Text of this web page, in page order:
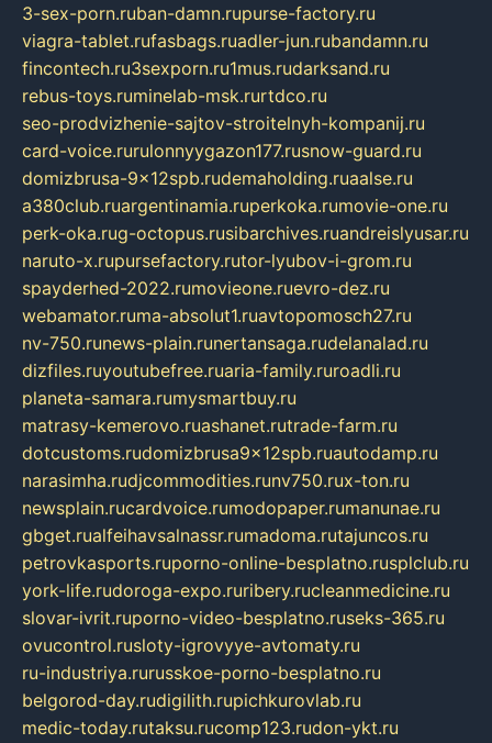
3-sex-porn.ruban-damn.rupurse-factory.ru
viagra-tablet.rufasbags.ruadler-jun.rubandamn.ru
fincontech.ru3sexporn.ru1mus.rudarksand.ru
rebus-toys.ruminelab-msk.rurtdco.ru
seo-prodvizhenie-sajtov-stroitelnyh-kompanij.ru
card-voice.rurulonnyygazon177.rusnow-guard.ru
domizbrusa-9x12spb.rudemaholding.ruaalse.ru
a380club.ruargentinamia.ruperkoka.rumovie-one.ru
perk-oka.rug-octopus.rusibarchives.ruandreislyusar.ru
naruto-x.rupursefactory.rutor-lyubov-i-grom.ru
spayderhed-2022.rumovieone.ruevro-dez.ru
webamator.ruma-absolut1.ruavtopomosch27.ru
nv-750.runews-plain.runertansaga.rudelanalad.ru
dizfiles.ruyoutubefree.ruaria-family.ruroadli.ru
planeta-samara.rumysmartbuy.ru
matrasy-kemerovo.ruashanet.rutrade-farm.ru
dotcustoms.rudomizbrusa9x12spb.ruautodamp.ru
narasimha.rudjcommodities.runv750.rux-ton.ru
newsplain.rucardvoice.rumodopaper.rumanunae.ru
gbget.rualfeihavsalnassr.rumadoma.rutajuncos.ru
petrovkasports.ruporno-online-besplatno.rusplclub.ru
york-life.rudoroga-expo.ruribery.rucleanmedicine.ru
slovar-ivrit.ruporno-video-besplatno.ruseks-365.ru
ovucontrol.rusloty-igrovyye-avtomaty.ru
ru-industriya.rurusskoe-porno-besplatno.ru
belgorod-day.rudigilith.rupichkurovlab.ru
medic-today.rutaksu.rucomp123.rudon-ykt.ru